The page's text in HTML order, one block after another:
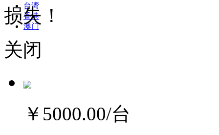
台湾
香港
澳门
损失！
关闭
￥5000.00/台